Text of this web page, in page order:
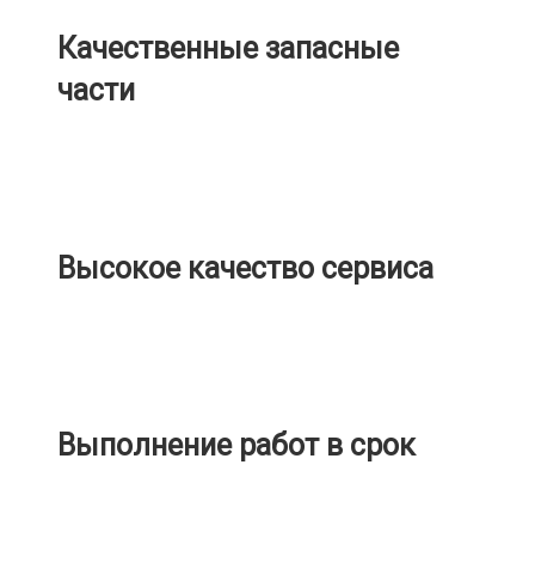
Качественные запасные
части
Высокое качество сервиса
Выполнение работ в срок